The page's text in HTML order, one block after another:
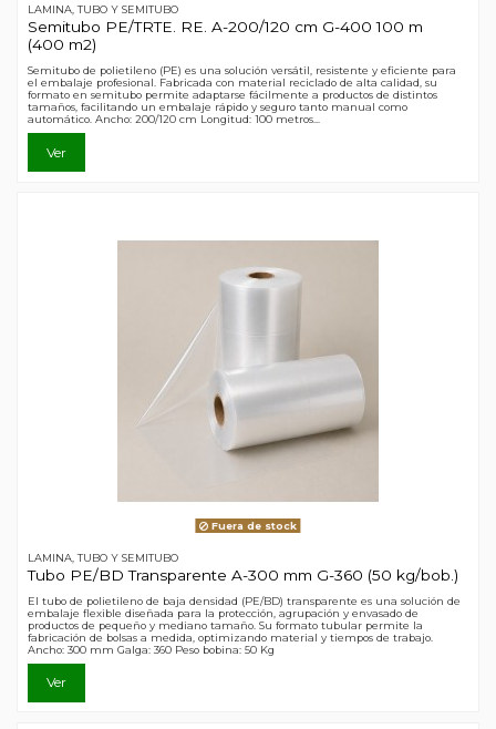
LAMINA, TUBO Y SEMITUBO
Semitubo PE/TRTE. RE. A-200/120 cm G-400 100 m
(400 m2)
Semitubo de polietileno (PE) es una solución versátil, resistente y eficiente para
el embalaje profesional. Fabricada con material reciclado de alta calidad, su
formato en semitubo permite adaptarse fácilmente a productos de distintos
tamaños, facilitando un embalaje rápido y seguro tanto manual como
automático. Ancho: 200/120 cm Longitud: 100 metros...
Ver
Fuera de stock
LAMINA, TUBO Y SEMITUBO
Tubo PE/BD Transparente A-300 mm G-360 (50 kg/bob.)
El tubo de polietileno de baja densidad (PE/BD) transparente es una solución de
embalaje flexible diseñada para la protección, agrupación y envasado de
productos de pequeño y mediano tamaño. Su formato tubular permite la
fabricación de bolsas a medida, optimizando material y tiempos de trabajo.
Ancho: 300 mm Galga: 360 Peso bobina: 50 Kg
Ver